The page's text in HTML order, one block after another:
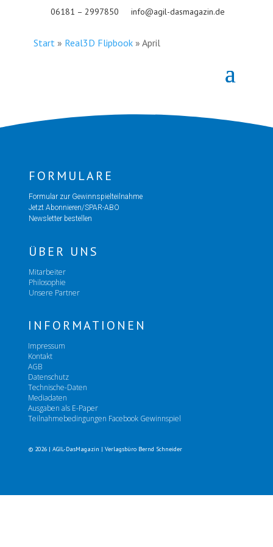
06181 – 2997850 info@agil-dasmagazin.de
Start» Real3D Flipbook» April
FORMULARE
Formular zur Gewinnspielteilnahme
Jetzt Abonnieren/SPAR-ABO
Newsletter bestellen
ÜBER UNS
Mitarbeiter
Philosophie
Unsere Partner
INFORMATIONEN
Impressum
Kontakt
AGB
Datenschutz
Technische-Daten
Mediadaten
Ausgaben als E-Paper
Teilnahmebedingungen Facebook Gewinnspiel
© 2026 | AGIL-DasMagazin | Verlagsbüro Bernd Schneider